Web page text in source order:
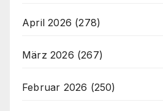
April 2026 (278)
März 2026 (267)
Februar 2026 (250)